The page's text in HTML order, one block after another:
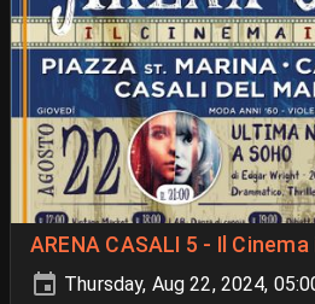
ARENA CASALI 5 - Il Cinema
Thursday, Aug 22, 2024,